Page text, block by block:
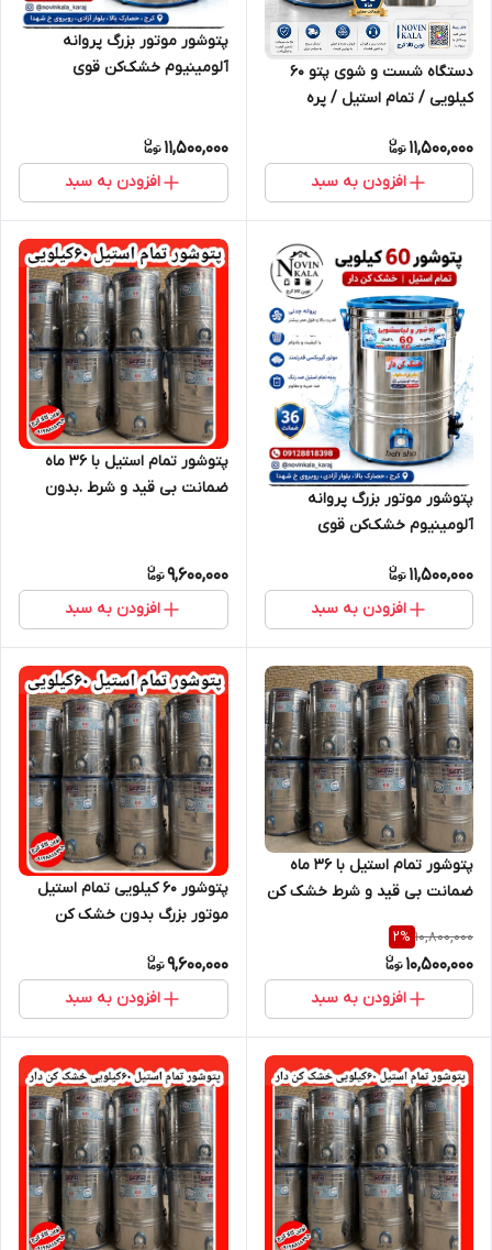
دستگاه شست و شوی پتو ۶۰
کیلویی / تمام استیل / پره
11,500,000
افزودن به سبد
پتوشور موتور بزرگ پروانه
آلومینیوم خشک‌کن قوی
11,500,000
افزودن به سبد
پتوشور موتور بزرگ پروانه
آلومینیوم خشک‌کن قوی
11,500,000
افزودن به سبد
پتوشور تمام استیل با ۳۶ ماه
ضمانت بی قید و شرط .بدون
9,600,000
افزودن به سبد
پتوشور تمام استیل با ۳۶ ماه
ضمانت بی قید و شرط خشک کن
10,800,000
2%
10,500,000
افزودن به سبد
پتوشور ۶۰ کیلویی تمام استیل
موتور بزرگ بدون خشک کن
9,600,000
افزودن به سبد